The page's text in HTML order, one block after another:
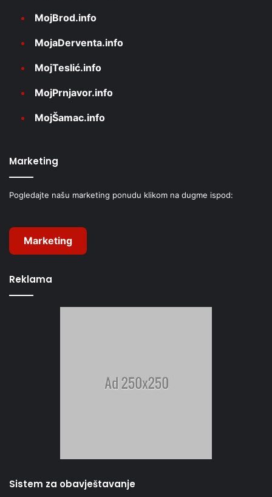
MojBrod.info
MojaDerventa.info
MojTeslić.info
MojPrnjavor.info
MojŠamac.info
Marketing
Pogledajte našu marketing ponudu klikom na dugme ispod:
Marketing
Reklama
Sistem za obavještavanje